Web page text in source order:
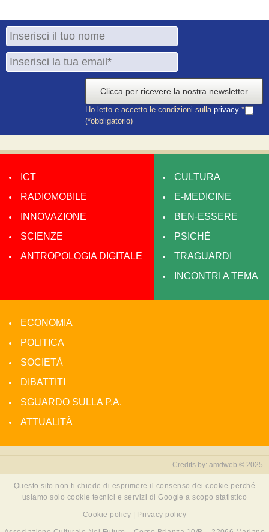
Clicca per ricevere la nostra newsletter
Ho letto e accetto le condizioni sulla privacy *
(*obbligatorio)
ICT
RADIOMOBILE
INNOVAZIONE
SCIENZE
ANTROPOLOGIA DIGITALE
CULTURA
E-MEDICINE
BEN-ESSERE
PSICHÉ
TRAGUARDI
INCONTRI A TEMA
ECONOMIA
POLITICA
SOCIETÀ
DIBATTITI
SGUARDO SULLA P.A.
ATTUALITÀ
Credits by: amdweb © 2025
Questo sito non ti chiede di esprimere il consenso dei cookie perché
usiamo solo cookie tecnici e servizi di Google a scopo statistico
Cookie policy Privacy policy